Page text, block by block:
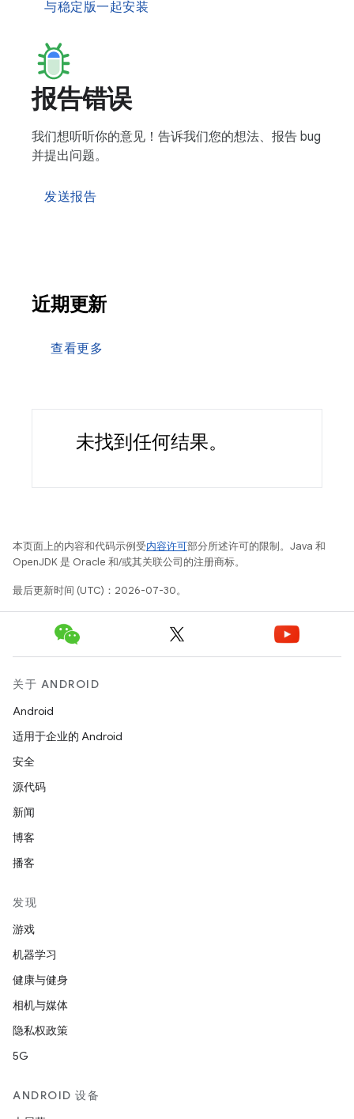
与稳定版一起安装
报告错误
我们想听听你的意见！告诉我们您的想法、报告 bug
并提出问题。
发送报告
近期更新
查看更多
未找到任何结果。
本页面上的内容和代码示例受内容许可部分所述许可的限制。Java 和
OpenJDK 是 Oracle 和/或其关联公司的注册商标。
最后更新时间 (UTC)：2026-07-30。
关于 ANDROID
Android
适用于企业的 Android
安全
源代码
新闻
博客
播客
发现
游戏
机器学习
健康与健身
相机与媒体
隐私权政策
5G
ANDROID 设备